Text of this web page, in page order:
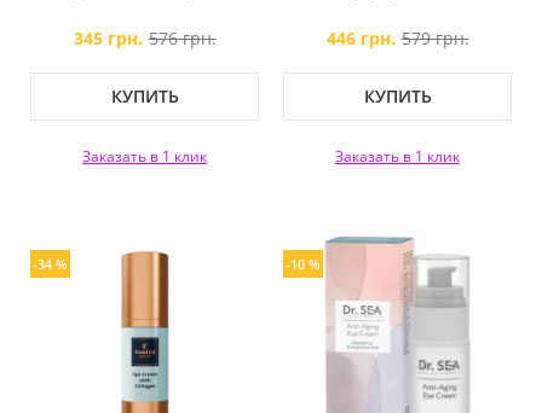
345 грн. 576 грн.
КУПИТЬ
Заказать в 1 клик
446 грн. 579 грн.
КУПИТЬ
Заказать в 1 клик
-34 % -10 %